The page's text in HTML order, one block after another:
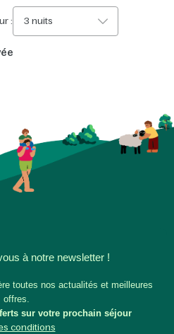
: 3 nuits
à notre newsletter !
toutes nos actualités et meilleures
offres.
sur votre prochain séjour
conditions